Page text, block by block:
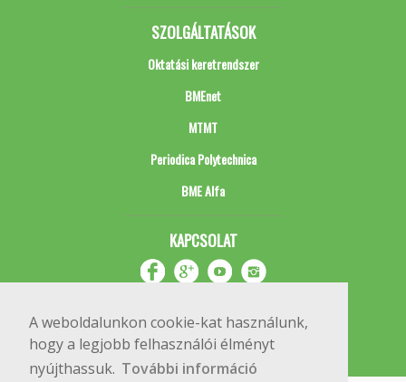
A weboldalunkon cookie-kat használunk,
hogy a legjobb felhasználói élményt
nyújthassuk. További információ
SZOLGÁLTATÁSOK
Oktatási keretrendszer
BMEnet
MTMT
Periodica Polytechnica
BME Alfa
KAPCSOLAT